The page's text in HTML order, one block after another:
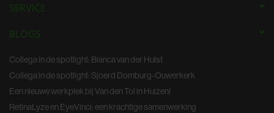
SERVICE
BLOGS
Collega in de spotlight: Bianca van der Hulst
Collega in de spotlight: Sjoerd Domburg-Ouwerkerk
Een nieuwe werkplek bij Van den Tol in Huizen!
RetinaLyze en EyeVinci: een krachtige samenwerking